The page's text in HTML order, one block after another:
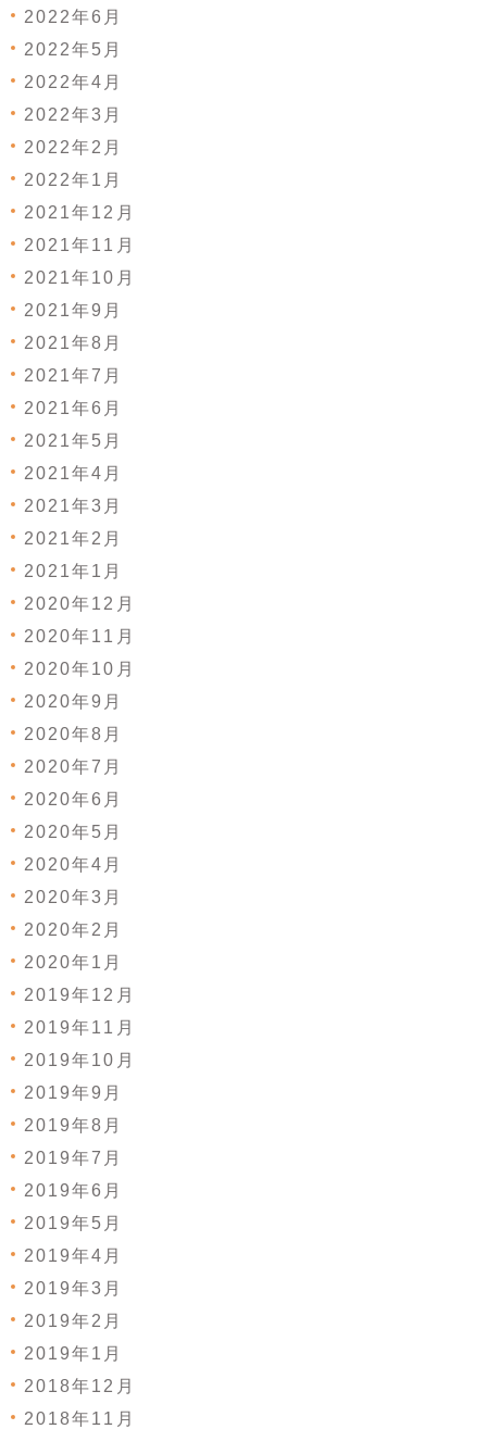
2022年6月
2022年5月
2022年4月
2022年3月
2022年2月
2022年1月
2021年12月
2021年11月
2021年10月
2021年9月
2021年8月
2021年7月
2021年6月
2021年5月
2021年4月
2021年3月
2021年2月
2021年1月
2020年12月
2020年11月
2020年10月
2020年9月
2020年8月
2020年7月
2020年6月
2020年5月
2020年4月
2020年3月
2020年2月
2020年1月
2019年12月
2019年11月
2019年10月
2019年9月
2019年8月
2019年7月
2019年6月
2019年5月
2019年4月
2019年3月
2019年2月
2019年1月
2018年12月
2018年11月